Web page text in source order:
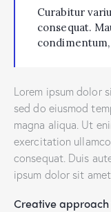
Curabitur
consequat.
Lorem ipsum dolor
sed do eiusmod
magna aliqua. Ut
exercitation
consequat. Duis
ipsum dolor sit
Creative